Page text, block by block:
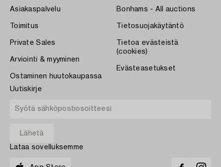
Asiakaspalvelu
Toimitus
Private Sales
Arviointi & myyminen
Ostaminen huutokaupassa
Bonhams - All auctions
Tietosuojakäytäntö
Tietoa evästeistä
(cookies)
Evästeasetukset
Uutiskirje
Lataa sovelluksemme